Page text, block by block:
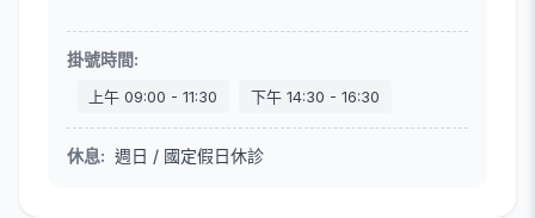
掛號時間:
上午 09:00 - 11:30 下午 14:30 - 16:30
休息: 週日 / 國定假日休診